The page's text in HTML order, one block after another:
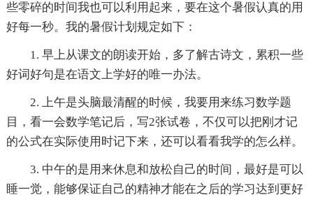
些零碎的时间我也可以利用起来，要在这个暑假认真的用
好每一秒。我的暑假计划规定如下：
1. 早上从课文的朗读开始，多了解古诗文，累积一些
好词好句是在语文上学好的唯一办法。
2. 上午是头脑最清醒的时候，我要用来练习数学题
目，看一会数学笔记后，写2张试卷，不仅可以把刚才记
的公式在实际使用时记下来，还可以看看我学的怎么样。
3. 中午的是用来休息和放松自己的时间，最好是可以
睡一觉，能够保证自己的精神才能在之后的学习达到更好